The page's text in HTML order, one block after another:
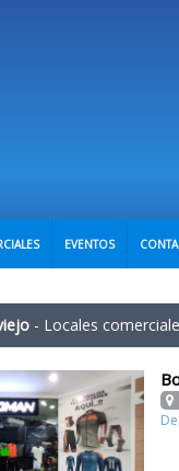
EVENTOS
- Locales